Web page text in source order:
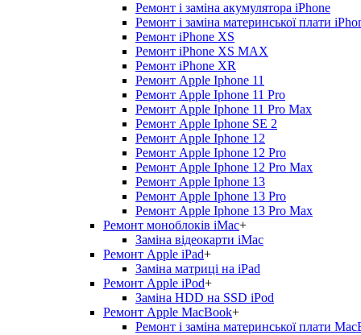
Ремонт і заміна акумулятора iPhone
Ремонт і заміна материнської плати
Ремонт iPhone XS
Ремонт iPhone XS MAX
Ремонт iPhone XR
Ремонт Apple Iphone 11
Ремонт Apple Iphone 11 Pro
Ремонт Apple Iphone 11 Pro Max
Ремонт Apple Iphone SE 2
Ремонт Apple Iphone 12
Ремонт Apple Iphone 12 Pro
Ремонт Apple Iphone 12 Pro Max
Ремонт Apple Iphone 13
Ремонт Apple Iphone 13 Pro
Ремонт Apple Iphone 13 Pro Max
Ремонт моноблоків iMac+
Заміна відеокарти iMac
Ремонт Apple iPad+
Заміна матриці на iPad
Ремонт Apple iPod+
Заміна HDD на SSD iPod
Ремонт Apple MacBook+
Ремонт і заміна материнської плати